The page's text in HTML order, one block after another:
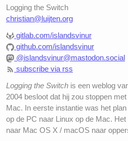
Logging the Switch
christian@luijten.org
gitlab.com/islandsvinur
github.com/islandsvinur
@islandsvinur@mastodon.social
subscribe via rss
Logging the Switch is een weblog
2004 besloot dat hij zou stoppen
Mac. In eerste instantie was het
op de PC naar Linux op de Mac.
naar Mac OS X / macOS naar